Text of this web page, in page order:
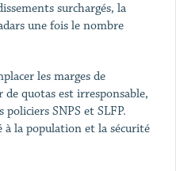
surchargés, la
une fois le nombre
les marges de
quotas est irresponsable,
SNPS et SLFP.
à la population et la sécurité